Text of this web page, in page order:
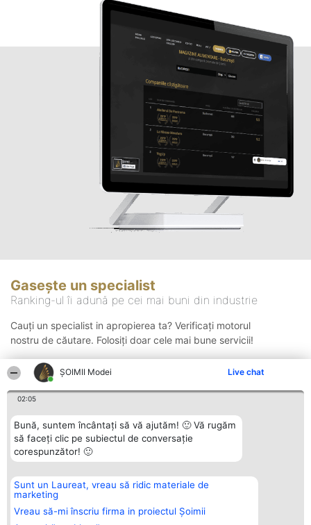
ȘOIMII Modei Live chat
02:05
Bună, suntem încântați să vă ajutăm! 🙂 Vă rugăm
să faceți clic pe subiectul de conversație
corespunzător! 🙂
Sunt un Laureat, vreau să ridic materiale de
marketing
Vreau să-mi înscriu firma in proiectul Șoimii
Gasește un specialist
Ranking-ul îi adună pe cei mai buni din industrie
Cauți un specialist in apropierea ta? Verificați motorul
nostru de căutare. Folosiți doar cele mai bune servicii!
Organizator Ranking
BRIGHT SOLUTIONS BR SRL
Aleea Timisul De Sus 2 Bl. A30
Sc. A Et. 4 Ap. 13 Cod 061952
Plebiscyt
Lista Tuturor
Laureaților
Contact